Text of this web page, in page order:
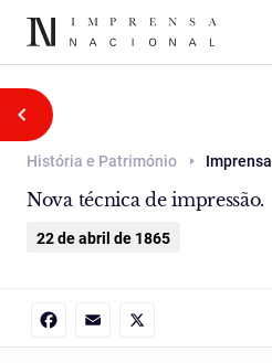
História e Património Imprensa
Nova técnica de impressão.
22 de abril de 1865